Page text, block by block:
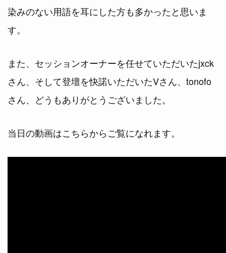
染みのない用語を耳にした方も多かったと思いま
す。
また、セッションオーナーを任せていただいたjxck
さん、そして登壇を快諾いただいたVさん、tonofo
さん、どうもありがとうございました。
当日の動画はこちらからご覧になれます。